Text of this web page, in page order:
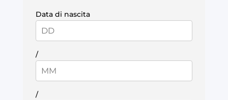
Data di nascita
/
/